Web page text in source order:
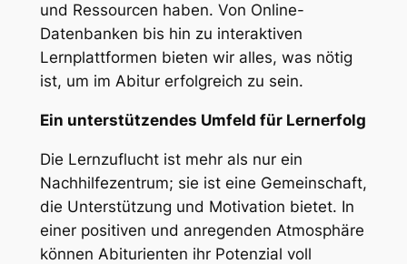
und Ressourcen haben. Von Online-
Datenbanken bis hin zu interaktiven
Lernplattformen bieten wir alles, was nötig
ist, um im Abitur erfolgreich zu sein.
Ein unterstützendes Umfeld für Lernerfolg
Die Lernzuflucht ist mehr als nur ein
Nachhilfezentrum; sie ist eine Gemeinschaft,
die Unterstützung und Motivation bietet. In
einer positiven und anregenden Atmosphäre
können Abiturienten ihr Potenzial voll